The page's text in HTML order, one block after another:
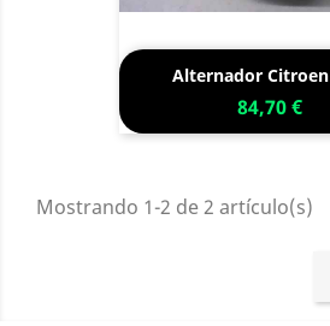
Alternador Citroen
84,70 €
Mostrando 1-2 de 2 artículo(s)